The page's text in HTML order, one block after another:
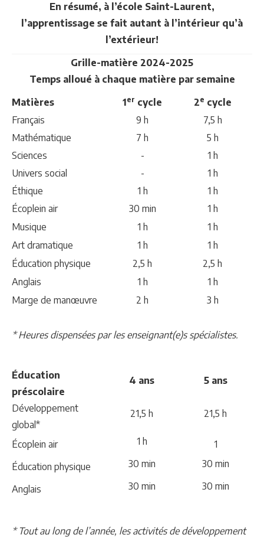
En résumé, à l’école Saint-Laurent,
l’apprentissage se fait autant à l’intérieur qu’à
l’extérieur!
Grille-matière 2024-2025
Temps alloué à chaque matière par semaine
Matières
1er cycle 2e cycle
Français
9 h
7,5 h
Mathématique
7 h
5 h
Sciences
-
1 h
Univers social
-
1 h
Éthique
1 h
1 h
Écoplein air
30 min
1 h
Musique
1 h
1 h
Art dramatique
1 h
1 h
Éducation physique
2,5 h
2,5 h
Anglais
1 h
1 h
Marge de manœuvre
2 h 3 h
* Heures dispensées par les enseignant(e)s spécialistes.
Éducation
préscolaire
4 ans 5 ans
Développement
global*
21,5 h 21,5 h
Écoplein air 1 h
1
Éducation physique
30 min 30 min
Anglais 30 min 30 min
* Tout au long de l’année, les activités de développement